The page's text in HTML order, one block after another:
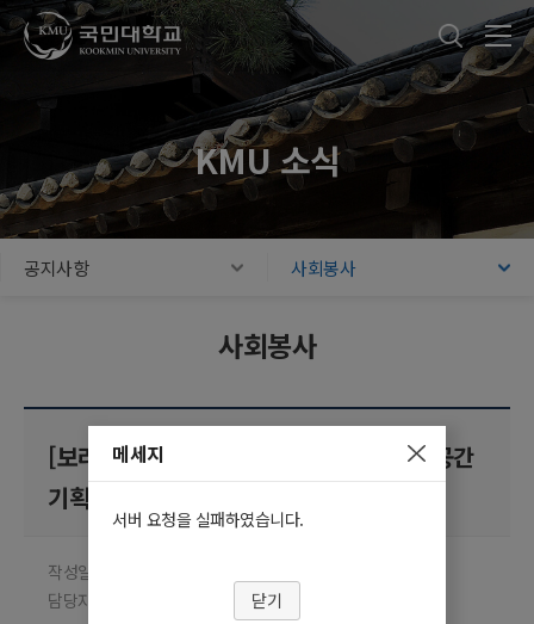
주메뉴 바로가기
본문내용 바로가기
푸터 바로가기
국민대학교
KMU 소식
공지사항 사회봉사
사회봉사
[보라매청소년센터] 2026년 청소년 전용공간
기획단 첨퍼 기획단 모집
작성일 2026.04.20
담당자 박인
조회수
메세지
서버 요청을 실패하였습니다.
닫기